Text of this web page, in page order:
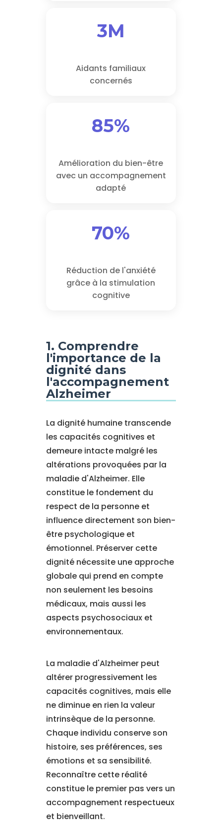
3M
Aidants familiaux
concernés
85%
Amélioration du bien-être
avec un accompagnement
adapté
70%
Réduction de l'anxiété
grâce à la stimulation
cognitive
1. Comprendre
l'importance de la
dignité dans
l'accompagnement
Alzheimer
La dignité humaine transcende
les capacités cognitives et
demeure intacte malgré les
altérations provoquées par la
maladie d'Alzheimer. Elle
constitue le fondement du
respect de la personne et
influence directement son bien-
être psychologique et
émotionnel. Préserver cette
dignité nécessite une approche
globale qui prend en compte
non seulement les besoins
médicaux, mais aussi les
aspects psychosociaux et
environnementaux.
La maladie d'Alzheimer peut
altérer progressivement les
capacités cognitives, mais elle
ne diminue en rien la valeur
intrinsèque de la personne.
Chaque individu conserve son
histoire, ses préférences, ses
émotions et sa sensibilité.
Reconnaître cette réalité
constitue le premier pas vers un
accompagnement respectueux
et bienveillant.